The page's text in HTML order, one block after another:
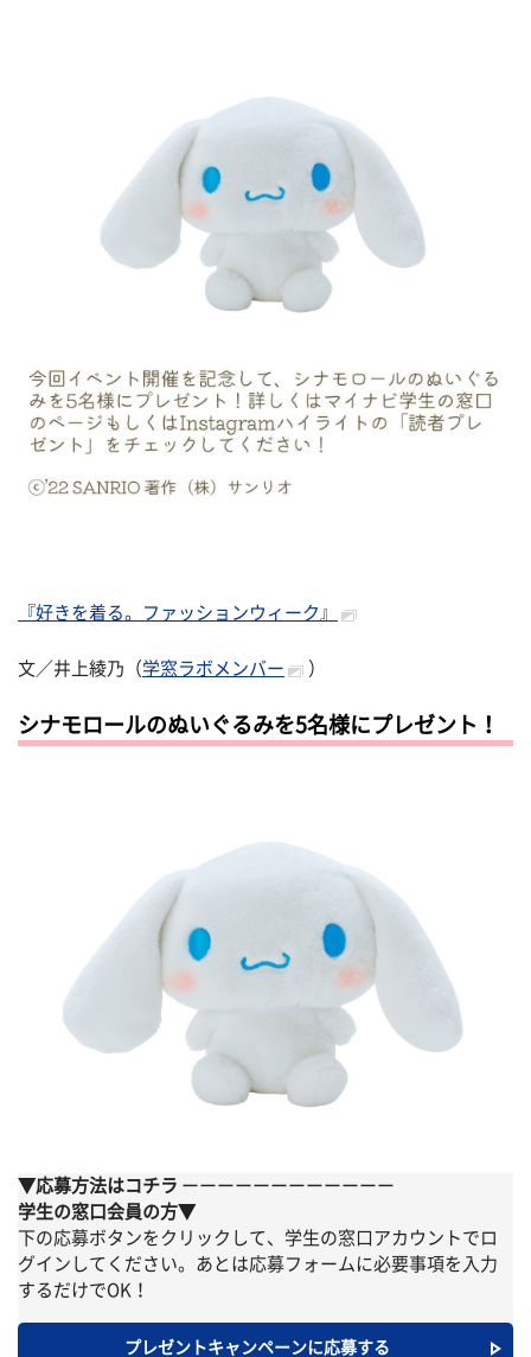
『好きを着る。ファッションウィーク』
文／井上綾乃（ 学窓ラボメンバー ）
シナモロールのぬいぐるみを5名様にプレゼント！
▼応募方法はコチラ ーーーーーーーーーーーー
学生の窓口会員の方▼
下の応募ボタンをクリックして、学生の窓口アカウントでロ
グインしてください。あとは応募フォームに必要事項を入力
するだけでOK！
プレゼントキャンペーンに応募する